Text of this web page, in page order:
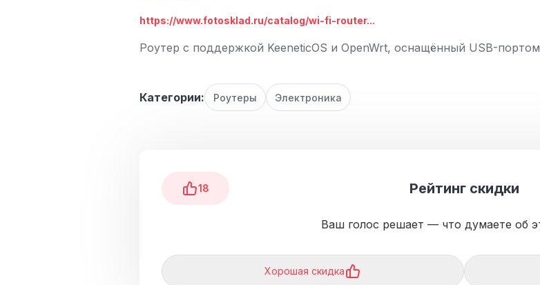
https://www.fotosklad.ru/catalog/wi-fi-router...
Роутер с поддержкой KeeneticOS и OpenWrt, оснащённый USB-
Категории: Роутеры Электроника
18 Рейтинг скидки
Ваш голос решает — что думаете об
Хорошая скидка